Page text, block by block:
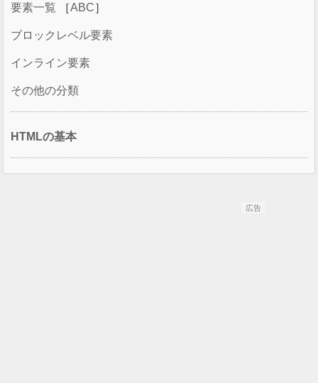
要素一覧 ［ABC］
ブロックレベル要素
インライン要素
その他の分類
HTMLの基本
広告